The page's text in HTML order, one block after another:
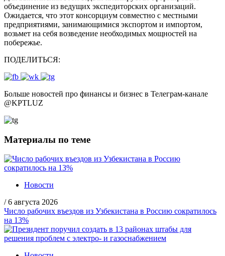
объединение из ведущих экспедиторских организаций.
Ожидается, что этот консорциум совместно с местными
предприятиями, занимающимися экспортом и импортом,
возьмет на себя возведение необходимых мощностей на
побережье.
ПОДЕЛИТЬСЯ:
Больше новостей про финансы и бизнес в Телеграм-канале
@KPTLUZ
Материалы по теме
Новости
/ 6 августа 2026
Число рабочих въездов из Узбекистана в Россию сократилось
на 13%